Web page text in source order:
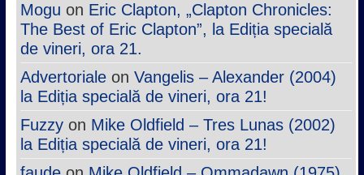
Mogu on Eric Clapton, „Clapton Chronicles:
The Best of Eric Clapton”, la Ediția specială
de vineri, ora 21.
Advertorialeon Vangelis – Alexander (2004)
la Ediția specială de vineri, ora 21!
Fuzzyon Mike Oldfield – Tres Lunas (2002)
la Ediția specială de vineri, ora 21!